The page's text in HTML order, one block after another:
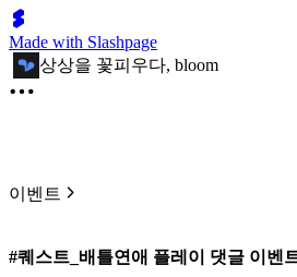
Made with Slashpage
상상을 꽃피우다, bloom
이벤트
#퀘스트_배틀연애 플레이 댓글 이벤